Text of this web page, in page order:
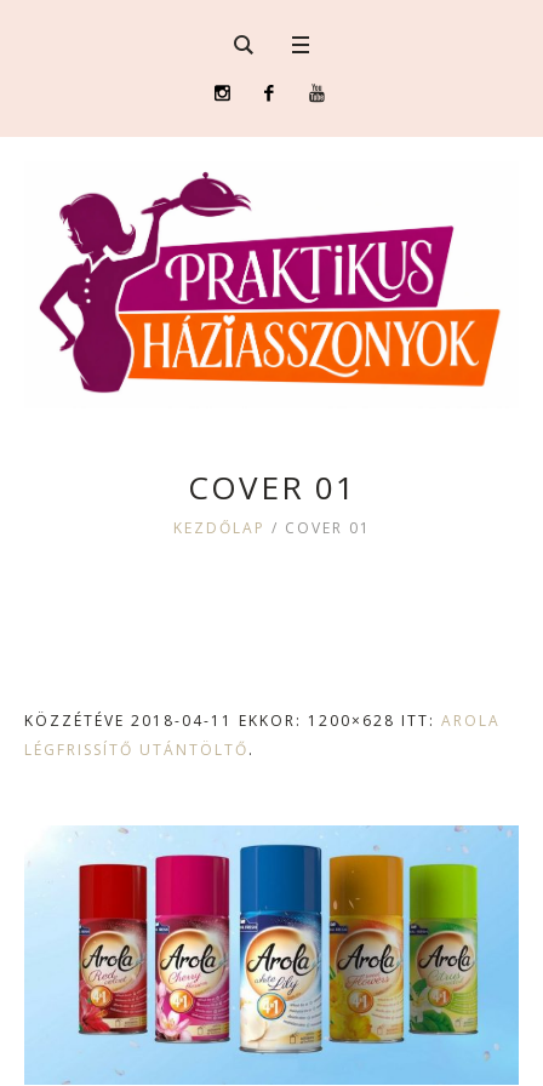
COVER 01
KEZDŐLAP / COVER 01
KÖZZÉTÉVE 2018-04-11 EKKOR: 1200×628 ITT: AROLA
LÉGFRISSÍTŐ UTÁNTÖLTŐ.